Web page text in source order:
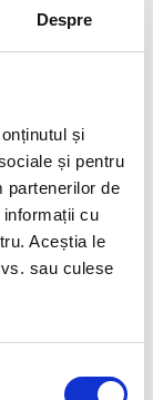
Despre
și
și pentru
partenerilor de
cu
Aceștia le
sau culese
va deveni al
(1908, 1948
din 1924 și a
steag neutru
nu vor fi
însă cu polo pe
Tricolorii s-au
o luna mai
Articolul următor
SEMNUL CIFREI
OLIMPICE DE